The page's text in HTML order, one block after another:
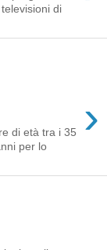
di
›
di età tra i 35
per lo